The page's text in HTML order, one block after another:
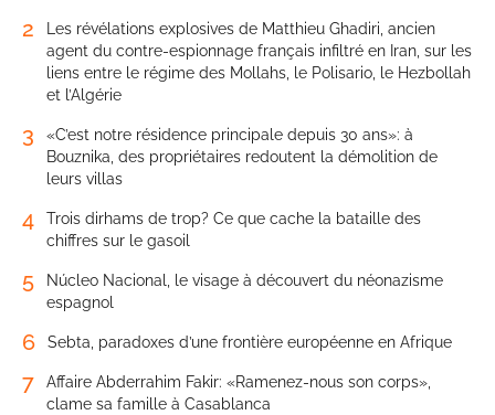
2
Les révélations explosives de Matthieu Ghadiri, ancien
agent du contre-espionnage français infiltré en Iran, sur les
liens entre le régime des Mollahs, le Polisario, le Hezbollah
et l’Algérie
3
«C’est notre résidence principale depuis 30 ans»: à
Bouznika, des propriétaires redoutent la démolition de
leurs villas
4
Trois dirhams de trop? Ce que cache la bataille des
chiffres sur le gasoil
5
Núcleo Nacional, le visage à découvert du néonazisme
espagnol
6 Sebta, paradoxes d’une frontière européenne en Afrique
7
Affaire Abderrahim Fakir: «Ramenez-nous son corps»,
clame sa famille à Casablanca